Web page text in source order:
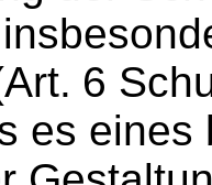
6
es